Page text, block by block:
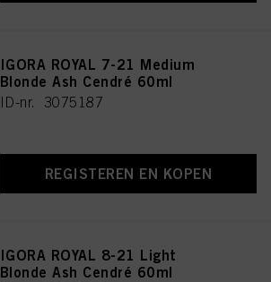
IGORA ROYAL 7-21 Medium
Blonde Ash Cendré 60ml
ID-nr. 3075187
REGISTEREN EN KOPEN
IGORA ROYAL 8-21 Light
Blonde Ash Cendré 60ml